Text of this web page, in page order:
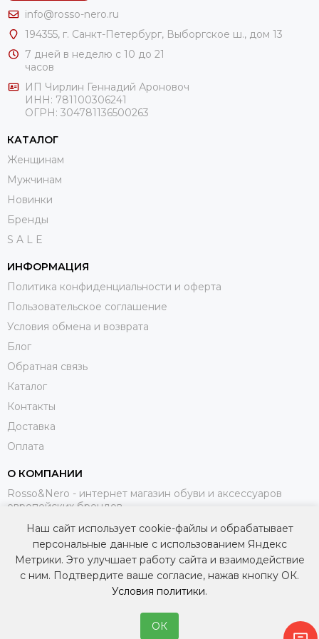
info@rosso-nero.ru
194355, г. Санкт-Петербург, Выборгское ш., дом 13
7 дней в неделю с 10 до 21
часов
ИП Чирлин Геннадий Ароновоч
ИНН: 781100306241
ОГРН: 304781136500263
КАТАЛОГ
Женщинам
Мужчинам
Новинки
Бренды
S A L E
ИНФОРМАЦИЯ
Политика конфиденциальности и оферта
Пользовательское соглашение
Условия обмена и возврата
Блог
Обратная связь
Каталог
Контакты
Доставка
Оплата
О КОМПАНИИ
Rosso&Nero - интернет магазин обуви и аксессуаров
европейских брендов.
МЫ В СОЦИАЛЬНЫХ СЕТЯХ
2026 © Интернет-магазин итальянской обуви и аксессуаров — Rosso&Nero.
Наш сайт использует cookie-файлы и обрабатывает
персональные данные с использованием Яндекс
Метрики. Это улучшает работу сайта и взаимодействие
с ним. Подтвердите ваше согласие, нажав кнопку ОК.
Условия политики.
ОК